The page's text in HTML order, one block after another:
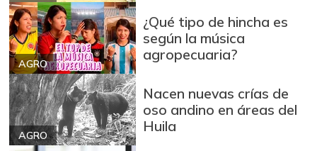
AGRO
¿Qué tipo de hincha es
según la música
agropecuaria?
AGRO
Nacen nuevas crías de
oso andino en áreas del
Huila